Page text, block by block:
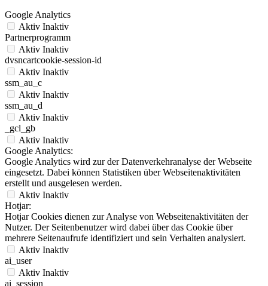
Google Analytics
Aktiv Inaktiv
Partnerprogramm
Aktiv Inaktiv
dvsncartcookie-session-id
Aktiv Inaktiv
ssm_au_c
Aktiv Inaktiv
ssm_au_d
Aktiv Inaktiv
_gcl_gb
Aktiv Inaktiv
Google Analytics:
Google Analytics wird zur der Datenverkehranalyse der Webseite
eingesetzt. Dabei können Statistiken über Webseitenaktivitäten
erstellt und ausgelesen werden.
Aktiv Inaktiv
Hotjar:
Hotjar Cookies dienen zur Analyse von Webseitenaktivitäten der
Nutzer. Der Seitenbenutzer wird dabei über das Cookie über
mehrere Seitenaufrufe identifiziert und sein Verhalten analysiert.
Aktiv Inaktiv
ai_user
Aktiv Inaktiv
ai_session